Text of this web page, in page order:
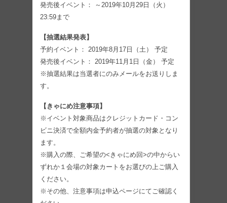
発売後イベント： ～2019年10月29日（火）
23:59まで
【抽選結果発表】
予約イベント： 2019年8月17日（土） 予定
発売後イベント： 2019年11月1日（金） 予定
※抽選結果は当選者にのみメールをお送りしま
す。
【きゃにめ注意事項】
※イベント対象商品はクレジットカード・コン
ビニ決済で全額内金予約者が抽選の対象となり
ます。
※購入の際、ご希望の<きゃにめ回>の中からい
ずれか１会場の対象カートをお選びの上ご購入
ください。
※その他、注意事項は申込ページにてご確認く